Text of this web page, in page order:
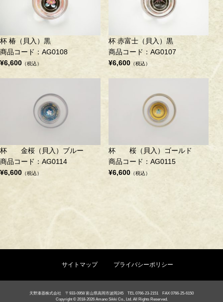
杯 椿（貝入）黒
商品コード：AG0108
¥6,600 （税込）
杯 赤富士（貝入）黒
商品コード：AG0107
¥6,600（税込）
杯 金桜（貝入）ブルー
商品コード：AG0114
¥6,600 （税込）
杯 桜（貝入）ゴールド
商品コード：AG0115
¥6,600（税込）
サイトマップ プライバシーポリシー
天野漆器株式会社 〒933-0958 富山県高岡市波岡245 TEL 0766-23-2151 FAX 0766-25-6150
Copyright © 2018-2026 Amano Sikki Co., Ltd. All Rights Reserved.